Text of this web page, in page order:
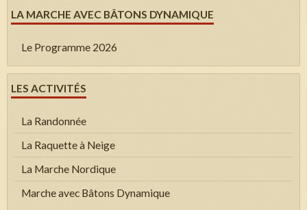
LA MARCHE AVEC BÂTONS DYNAMIQUE
Le Programme 2026
LES ACTIVITÉS
La Randonnée
La Raquette à Neige
La Marche Nordique
Marche avec Bâtons Dynamique